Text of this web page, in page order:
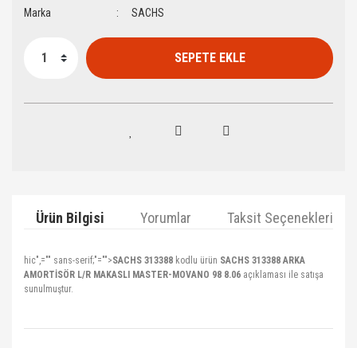
Marka SACHS
SEPETE EKLE
Ürün Bilgisi Yorumlar Taksit Seçenekleri
hic",="" sans-serif;"="">SACHS 313388 kodlu ürün SACHS 313388 ARKA
AMORTİSÖR L/R MAKASLI MASTER-MOVANO 98 8.06 açıklaması ile satışa
sunulmuştur.